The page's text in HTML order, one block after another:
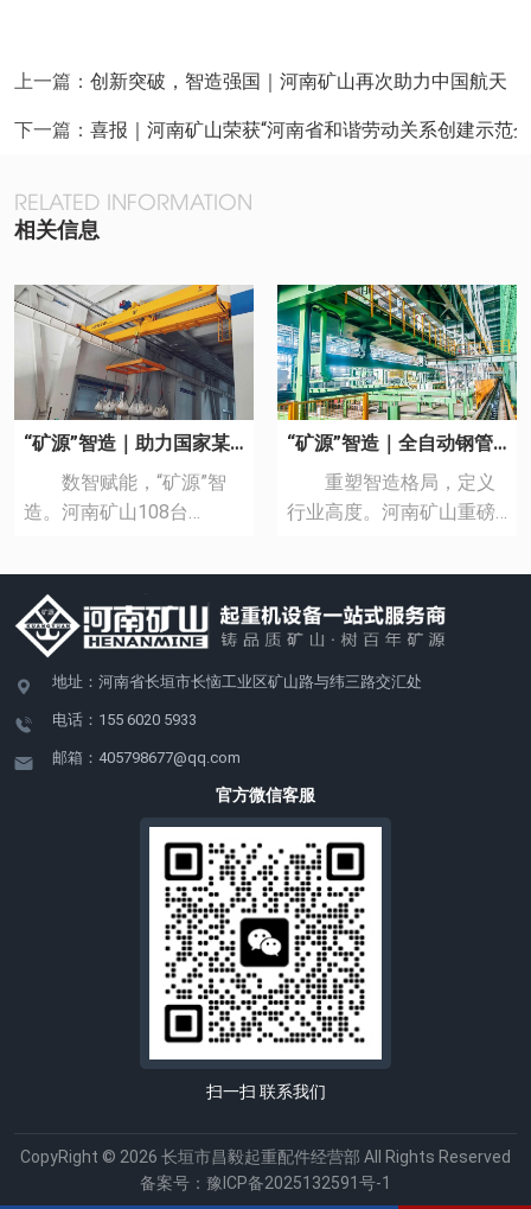
上一篇： 创新突破，智造强国｜河南矿山再次助力中国航天
下一篇： 喜报｜河南矿山荣获“河南省和谐劳动关系创建示范
RELATED INFORMATION
相关信息
“矿源”智造｜助力国家某仓储中心智能化升级
数智赋能，“矿源”智
造。河南矿山108台
用于盐城港某智能仓储车
间。 该批起重机均预
留智能化升级接口，能够
实现设备的远程监控、故
障预警、智能调度等功
能，为该项目进行无人化
工厂改造提供全套智能产
力其打造现代智慧仓储典
范。 河南矿山将继续
加大研发投入，不断提升
产品的智能化水平和服务
质量，以创新驱动发展，
为更多行业客户提供**质
的起重设备和解决方案，
为制造业高质量发展和智
慧物流建设贡献力量！
“矿源”智造｜全自动钢管移送起重机
重塑智造格局，定义
行业高度。河南矿山重磅
机，以创新设计、工艺革
新、智能交互等技术优
势，为石油管道钢管制造
技术支撑。 硬核刚性
滑轨，传动效率高。
智能精准控制，绿色节
能 PLC+变频器控制方
案，为起重机装上“智慧大
脑”。节能降耗的同时，实
现毫米级移送精度。
实时安全监控，界面可视
化 车载HMI集成状态
显示与工作记录查询，设
备状况一键掌握；采用激
光引导定位，复杂环境下
误。 数据无缝互联，
智联生产 支持MES、
地址：河南省长垣市长恼工业区矿山路与纬三路交汇处
电话：155 6020 5933
邮箱：405798677@qq.com
官方微信客服
扫一扫 联系我们
CopyRight © 2026 长垣市昌毅起重配件经营部 All Rights Reserved
备案号： 豫ICP备2025132591号-1